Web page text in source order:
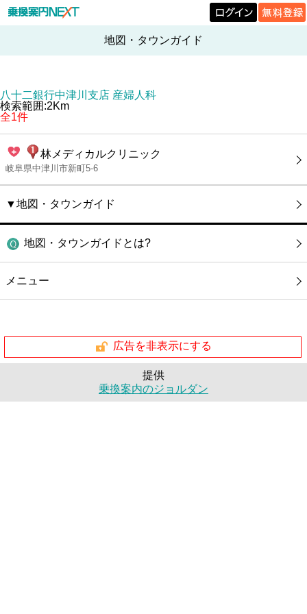
地図・タウンガイド
八十二銀行中津川支店 産婦人科
検索範囲:2Km
全1件
林メディカルクリニック
岐阜県中津川市新町5-6
▼地図・タウンガイド
地図・タウンガイドとは?
メニュー
広告を非表示にする
提供
乗換案内のジョルダン